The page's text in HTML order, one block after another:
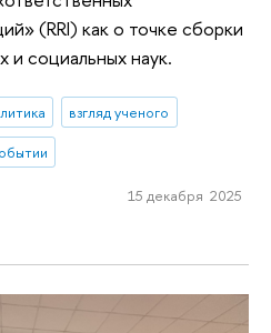
(RRI) как о точке сборки
и социальных наук.
взгляд ученого
15 декабря 2025